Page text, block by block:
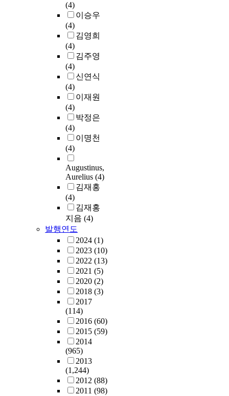
(4)
이승우
(4)
김영희
(4)
김주영
(4)
신연식
(4)
이재원
(4)
박정은
(4)
이명천
(4)
Augustinus,
Aurelius (4)
김재홍
(4)
김재홍
지음 (4)
발행연도
2024 (1)
2023 (10)
2022 (13)
2021 (5)
2020 (2)
2018 (3)
2017
(114)
2016 (60)
2015 (59)
2014
(965)
2013
(1,244)
2012 (88)
2011 (98)